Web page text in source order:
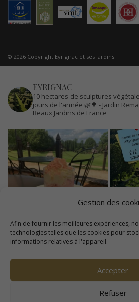
Gestion des
Afin de fournir les meilleures expériences,
technologies telles que les cookies pour
informations relatives à l'appareil.
Accepter
Refuser
© 2026 Copyright Eyrignac et ses jardins.
EYRIGNAC
10 hectares de sculptures
jours de l'année 🌿🌳 - Jardin
Beaux Jardins de France